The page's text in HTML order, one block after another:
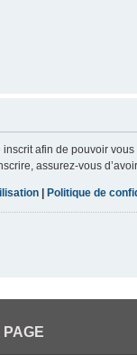
inscrit afin de pouvoir
assurez-vous
Politique de